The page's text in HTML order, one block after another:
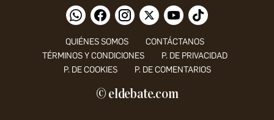
QUIÉNES SOMOS
CONTÁCTANOS
TÉRMINOS Y CONDICIONES
P. DE PRIVACIDAD
P. DE COOKIES
P. DE COMENTARIOS
© eldebate.com